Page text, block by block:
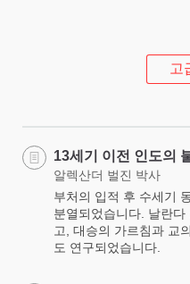
고
13세기 이전 인도의
알렉산더 벌진 박사
부처의 입적 후 수세기
분열되었습니다. 날란
고, 대승의 가르침과 교
도 연구되었습니다.